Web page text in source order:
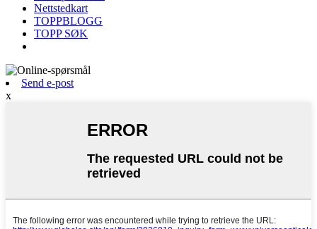
Nettstedkart
TOPPBLOGG
TOPP SØK
Send e-post
x